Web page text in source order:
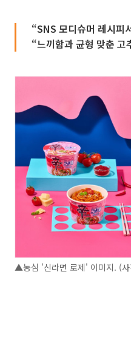
“SNS 모디슈머 레시피
“느끼함과 균형 맞춘
▲농심 '신라면 로제' 이미지. (사